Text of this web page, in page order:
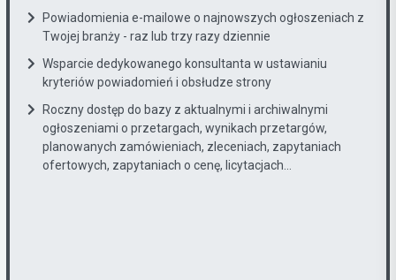
Powiadomienia e-mailowe o najnowszych ogłoszeniach z
Twojej branży - raz lub trzy razy dziennie
Wsparcie dedykowanego konsultanta w ustawianiu
kryteriów powiadomień i obsłudze strony
Roczny dostęp do bazy z aktualnymi i archiwalnymi
ogłoszeniami o przetargach, wynikach przetargów,
planowanych zamówieniach, zleceniach, zapytaniach
ofertowych, zapytaniach o cenę, licytacjach...